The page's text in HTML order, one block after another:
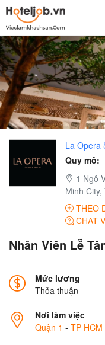
La Opera
Quy mô:
1 Ngô
Minh City,
THEO
CHAT
Nhân Viên Lễ
Mức lương
Thỏa thuận
Nơi làm việc
Quận 1 - TP HCM